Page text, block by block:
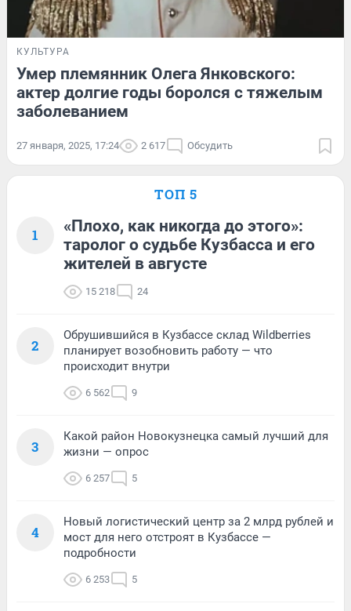
КУЛЬТУРА
Умер племянник Олега Янковского:
актер долгие годы боролся с тяжелым
заболеванием
27 января, 2025, 17:24 2 617 Обсудить
ТОП 5
1
«Плохо, как никогда до этого»:
таролог о судьбе Кузбасса и его
жителей в августе
15 218 24
2
Обрушившийся в Кузбассе склад Wildberries
планирует возобновить работу — что
происходит внутри
6 562 9
3
Какой район Новокузнецка самый лучший для
жизни — опрос
6 257 5
4
Новый логистический центр за 2 млрд рублей и
мост для него отстроят в Кузбассе —
подробности
6 253 5